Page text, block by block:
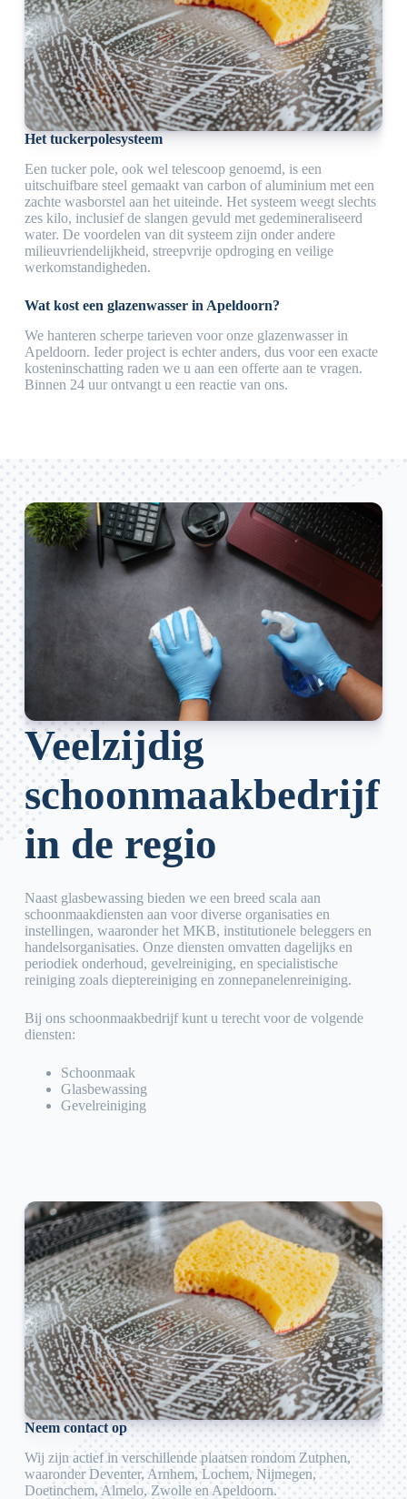
Het tuckerpolesysteem
Een tucker pole, ook wel telescoop genoemd, is een
uitschuifbare steel gemaakt van carbon of aluminium met een
zachte wasborstel aan het uiteinde. Het systeem weegt slechts
zes kilo, inclusief de slangen gevuld met gedemineraliseerd
water. De voordelen van dit systeem zijn onder andere
milieuvriendelijkheid, streepvrije opdroging en veilige
werkomstandigheden.
Wat kost een glazenwasser in Apeldoorn?
We hanteren scherpe tarieven voor onze glazenwasser in
Apeldoorn. Ieder project is echter anders, dus voor een exacte
kosteninschatting raden we u aan een offerte aan te vragen.
Binnen 24 uur ontvangt u een reactie van ons.
Veelzijdig
schoonmaakbedrijf
in de regio
Naast glasbewassing bieden we een breed scala aan
schoonmaakdiensten aan voor diverse organisaties en
instellingen, waaronder het MKB, institutionele beleggers en
handelsorganisaties. Onze diensten omvatten dagelijks en
periodiek onderhoud, gevelreiniging, en specialistische
reiniging zoals dieptereiniging en zonnepanelenreiniging.
Bij ons schoonmaakbedrijf kunt u terecht voor de volgende
diensten:
Schoonmaak
Glasbewassing
Gevelreiniging
Neem contact op
Wij zijn actief in verschillende plaatsen rondom Zutphen,
waaronder Deventer, Arnhem, Lochem, Nijmegen,
Doetinchem, Almelo, Zwolle en Apeldoorn.